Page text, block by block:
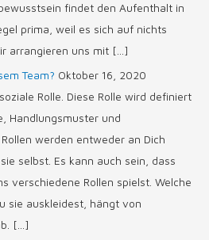
findet den Aufenthalt in
prima, weil es sich auf nichts
arrangieren uns mit […]
Team? Oktober 16, 2020
Rolle. Diese Rolle wird definiert
Handlungsmuster und
werden entweder an Dich
selbst. Es kann auch sein, dass
verschiedene Rollen spielst. Welche
sie auskleidest, hängt von
[…]